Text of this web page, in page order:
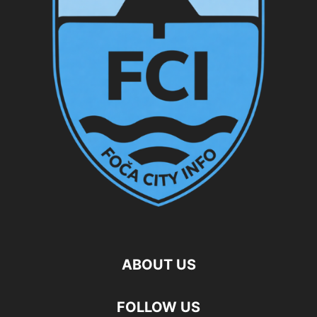
ABOUT US
FOLLOW US